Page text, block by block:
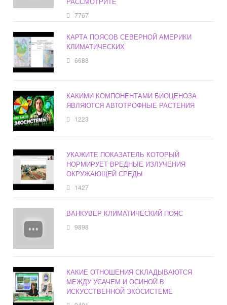
7767
КАРТА ПОЯСОВ СЕВЕРНОЙ АМЕРИКИ
КЛИМАТИЧЕСКИХ
6688
КАКИМИ КОМПОНЕНТАМИ БИОЦЕНОЗА
ЯВЛЯЮТСЯ АВТОТРОФНЫЕ РАСТЕНИЯ
1223
УКАЖИТЕ ПОКАЗАТЕЛЬ КОТОРЫЙ
НОРМИРУЕТ ВРЕДНЫЕ ИЗЛУЧЕНИЯ
ОКРУЖАЮЩЕЙ СРЕДЫ
1427
ВАНКУВЕР КЛИМАТИЧЕСКИЙ ПОЯС
9898
КАКИЕ ОТНОШЕНИЯ СКЛАДЫВАЮТСЯ
МЕЖДУ УСАЧЕМ И ОСИНОЙ В
ИСКУССТВЕННОЙ ЭКОСИСТЕМЕ